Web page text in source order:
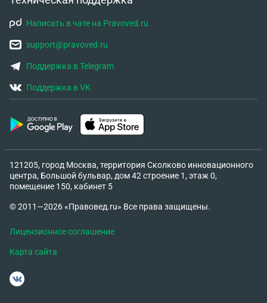
Написать в чате на Pravoved.ru
support@pravoved.ru
Поддержка в Telegram
Поддержка в VK
121205, город Москва, территория Сколково инновационного
центра, Большой бульвар, дом 42 строение 1, этаж 0,
помещение 150, кабинет 5
© 2011—2026 «Правовед.ru» Все права защищены.
Лицензионное соглашение
Карта сайта